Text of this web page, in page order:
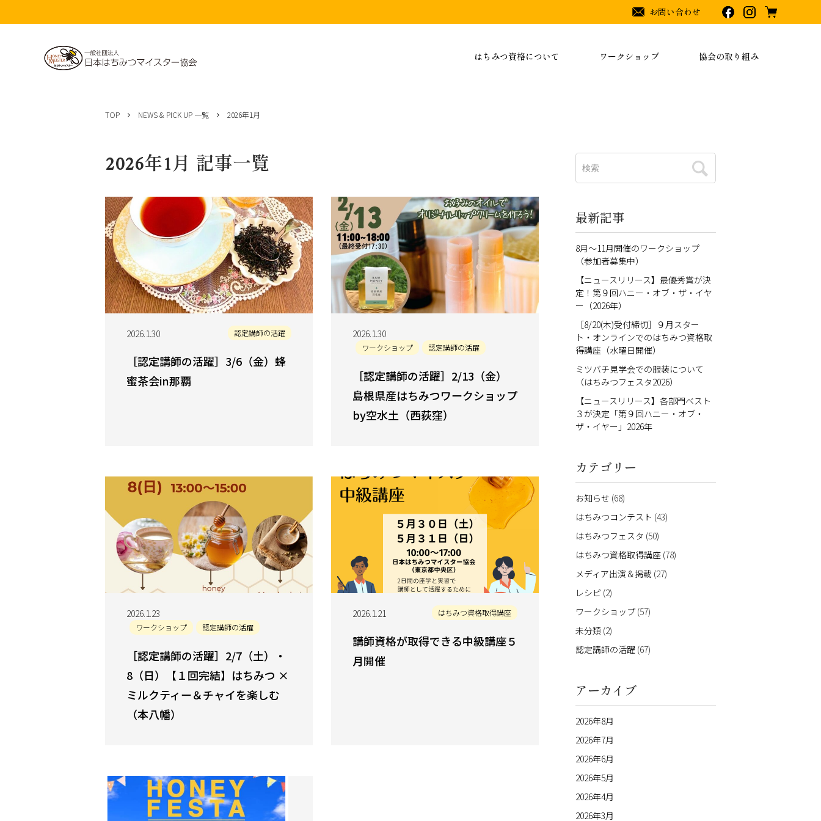
お問い合わせ
はちみつ資格について ワークショップ 協会の取り組み
TOP NEWS & PICK UP 一覧 2026年1月
2026年1月 記事一覧
2026.1.30 認定講師の活躍
［認定講師の活躍］3/6（金）蜂
蜜茶会in那覇
2026.1.30
ワークショップ 認定講師の活躍
［認定講師の活躍］2/13（金）
島根県産はちみつワークショップ
by空水土（西荻窪）
2026.1.23
ワークショップ 認定講師の活躍
［認定講師の活躍］2/7（土）・
8（日）【１回完結】はちみつ ×
ミルクティー＆チャイを楽しむ
（本八幡）
2026.1.21 はちみつ資格取得講座
講師資格が取得できる中級講座５
月開催
最新記事
8月～11月開催のワークショップ
（参加者募集中）
【ニュースリリース】最優秀賞が決
定！第９回ハニー・オブ・ザ・イヤ
ー（2026年）
［8/20(木)受付締切］９月スター
ト・オンラインでのはちみつ資格取
得講座（水曜日開催）
ミツバチ見学会での服装について
（はちみつフェスタ2026）
【ニュースリリース】各部門ベスト
３が決定「第９回ハニー・オブ・
ザ・イヤー」2026年
カテゴリー
お知らせ (68)
はちみつコンテスト (43)
はちみつフェスタ (50)
はちみつ資格取得講座 (78)
メディア出演＆掲載 (27)
レシピ (2)
ワークショップ (57)
未分類 (2)
認定講師の活躍 (67)
アーカイブ
2026年8月
2026年7月
2026年6月
2026年5月
2026年4月
2026年3月